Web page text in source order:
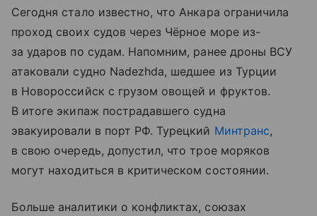
Сегодня стало известно, что Анкара ограничила
проход своих судов через Чёрное море из-
за ударов по судам. Напомним, ранее дроны ВСУ
атаковали судно Nadezhda, шедшее из Турции
в Новороссийск с грузом овощей и фруктов.
В итоге экипаж пострадавшего судна
эвакуировали в порт РФ. Турецкий Минтранс,
в свою очередь, допустил, что трое моряков
могут находиться в критическом состоянии.
Больше аналитики о конфликтах, союзах